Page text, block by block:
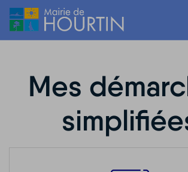
Mes